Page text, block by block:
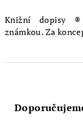
Knižní dopisy ®
známkou. Za